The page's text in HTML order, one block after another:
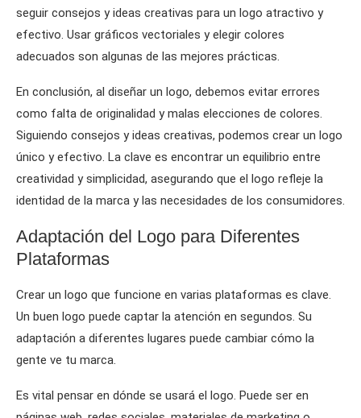
seguir consejos y ideas creativas para un logo atractivo y
efectivo. Usar gráficos vectoriales y elegir colores
adecuados son algunas de las mejores prácticas.
En conclusión, al diseñar un logo, debemos evitar errores
como falta de originalidad y malas elecciones de colores.
Siguiendo consejos y ideas creativas, podemos crear un logo
único y efectivo. La clave es encontrar un equilibrio entre
creatividad y simplicidad, asegurando que el logo refleje la
identidad de la marca y las necesidades de los consumidores.
Adaptación del Logo para Diferentes
Plataformas
Crear un logo que funcione en varias plataformas es clave.
Un buen logo puede captar la atención en segundos. Su
adaptación a diferentes lugares puede cambiar cómo la
gente ve tu marca.
Es vital pensar en dónde se usará el logo. Puede ser en